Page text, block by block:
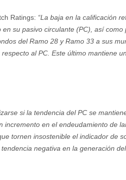
Ratings: “La baja en la calificación
su pasivo circulante (PC), así
del Ramo 28 y Ramo 33 a sus
al PC. Este último mantiene
si la tendencia del PC se
incremento en el endeudamiento de
tornen insostenible el indicador de
negativa en la generación